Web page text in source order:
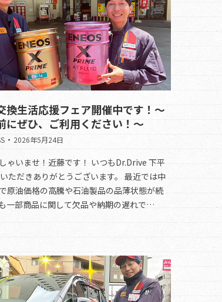
換生活応援フェア開催中です！～
にぜひ、ご利用ください！～
2026年5月24日
ゃいませ！近藤です！ いつもDr.Drive 下平
ただきありがとうございます。 最近では中
原油価格の高騰や石油製品の品薄状態が続
一部商品に関して欠品や納期の遅れで…